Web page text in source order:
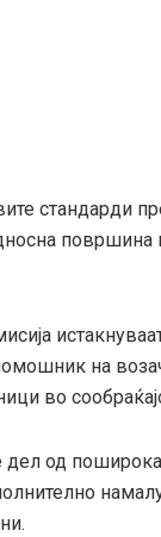
стандарди
површина
на
во
од